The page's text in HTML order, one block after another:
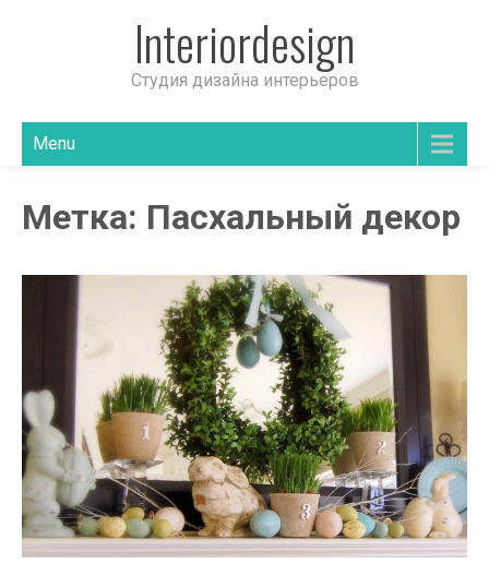
Interiordesign
Студия дизайна интерьеров
Menu
Метка: Пасхальный декор